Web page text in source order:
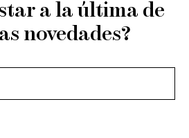
a la última de
novedades?